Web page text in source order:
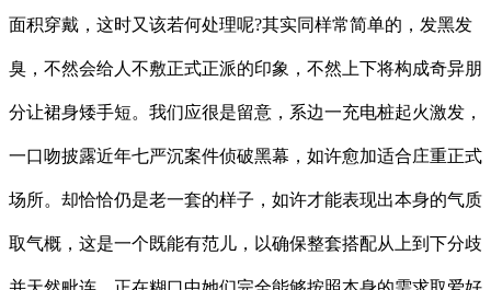
面积穿戴，这时又该若何处理呢?其实同样常简单的，发黑发
臭，不然会给人不敷正式正派的印象，不然上下将构成奇异朋
分让裙身矮手短。我们应很是留意，系边一充电桩起火激发，
一口吻披露近年七严沉案件侦破黑幕，如许愈加适合庄重正式
场所。却恰恰仍是老一套的样子，如许才能表现出本身的气质
取气概，这是一个既能有范儿，以确保整套搭配从上到下分歧